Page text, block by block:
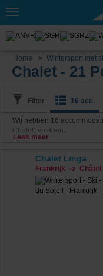
Toggle
Home Wintersport met
Chalet - 21
Filter 16 acc.
Wij hebben 16
Chalet) voldoen.
Lees meer
Chalet Linga
Frankrijk Châtel